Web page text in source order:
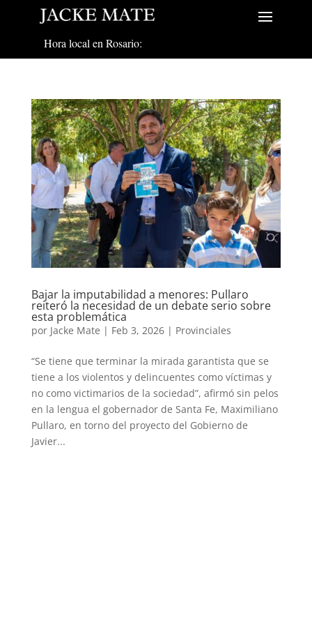
Hora local en Rosario:
Bajar la imputabilidad a menores: Pullaro
reiteró la necesidad de un debate serio sobre
esta problemática
por Jacke Mate | Feb 3, 2026| Provinciales
“Se tiene que terminar la mirada garantista que se
tiene a los violentos y delincuentes como víctimas y
no como victimarios de la sociedad”, afirmó sin pelos
en la lengua el gobernador de Santa Fe, Maximiliano
Pullaro, en torno del proyecto del Gobierno de
Javier...